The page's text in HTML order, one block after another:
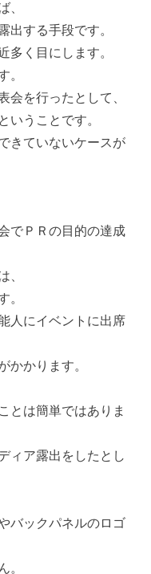
、
出する手段です。
多く目にします。
。
会を行ったとして、
いうことです。
きていないケースが
でＰＲの目的の達成
、
。
人にイベントに出席
かかります。
とは簡単ではありま
ィア露出をしたとし
バックパネルのロゴ
。